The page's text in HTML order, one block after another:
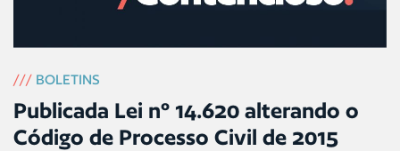
/// BOLETINS
Publicada Lei nº 14.620 alterando o
Código de Processo Civil de 2015